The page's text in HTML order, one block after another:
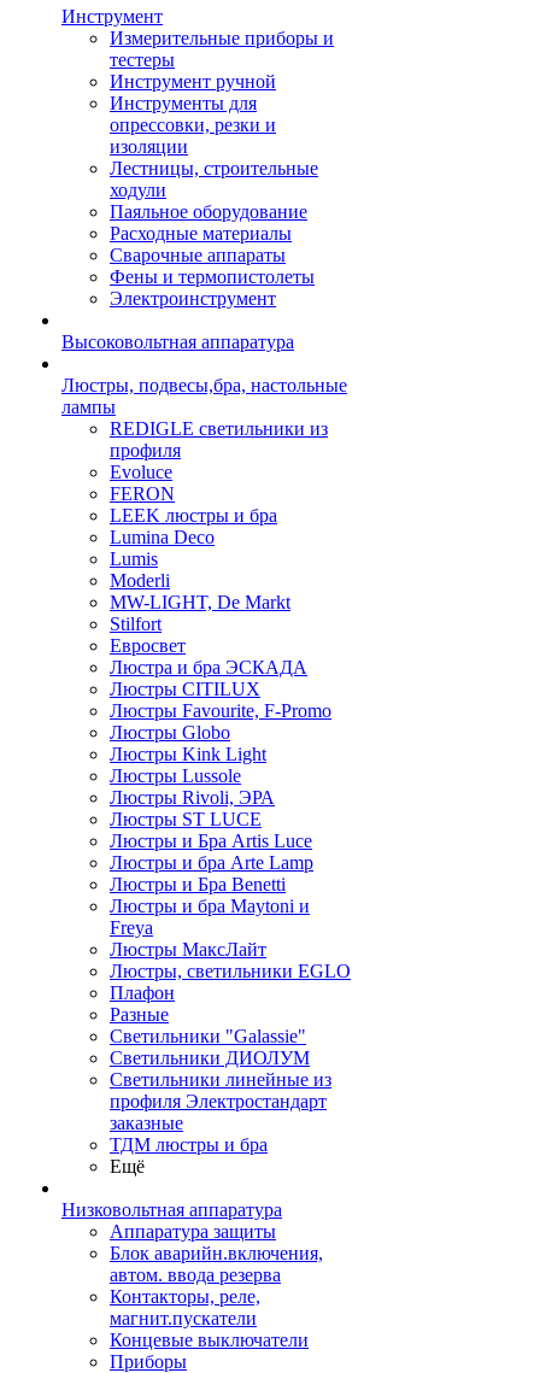
Инструмент
Измерительные приборы и
тестеры
Инструмент ручной
Инструменты для
опрессовки, резки и
изоляции
Лестницы, строительные
ходули
Паяльное оборудование
Расходные материалы
Сварочные аппараты
Фены и термопистолеты
Электроинструмент
Высоковольтная аппаратура
Люстры, подвесы,бра, настольные
лампы
REDIGLE светильники из
профиля
Evoluce
FERON
LEEK люстры и бра
Lumina Deco
Lumis
Moderli
MW-LIGHT, De Markt
Stilfort
Евросвет
Люстра и бра ЭСКАДА
Люстры CITILUX
Люстры Favourite, F-Promo
Люстры Globo
Люстры Kink Light
Люстры Lussole
Люстры Rivoli, ЭРА
Люстры ST LUCE
Люстры и Бра Artis Luce
Люстры и бра Arte Lamp
Люстры и Бра Benetti
Люстры и бра Maytoni и
Freya
Люстры МаксЛайт
Люстры, светильники EGLO
Плафон
Разные
Светильники "Galassie"
Светильники ДИОЛУМ
Светильники линейные из
профиля Электростандарт
заказные
ТДМ люстры и бра
Ещё
Низковольтная аппаратура
Аппаратура защиты
Блок аварийн.включения,
автом. ввода резерва
Контакторы, реле,
магнит.пускатели
Концевые выключатели
Приборы